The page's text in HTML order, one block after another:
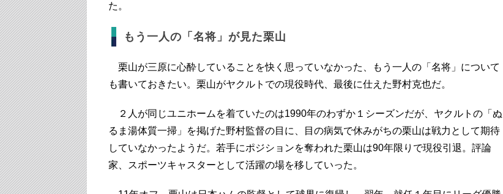
た。
もう一人の「名将」が見た栗山
栗山が三原に心酔していることを快く思っていなかった、もう一人の「名将」について
も書いておきたい。栗山がヤクルトでの現役時代、最後に仕えた野村克也だ。
２人が同じユニホームを着ていたのは1990年のわずか１シーズンだが、ヤクルトの「ぬ
るま湯体質一掃」を掲げた野村監督の目に、目の病気で休みがちの栗山は戦力として期待
していなかったようだ。若手にポジションを奪われた栗山は90年限りで現役引退。評論
家、スポーツキャスターとして活躍の場を移していった。